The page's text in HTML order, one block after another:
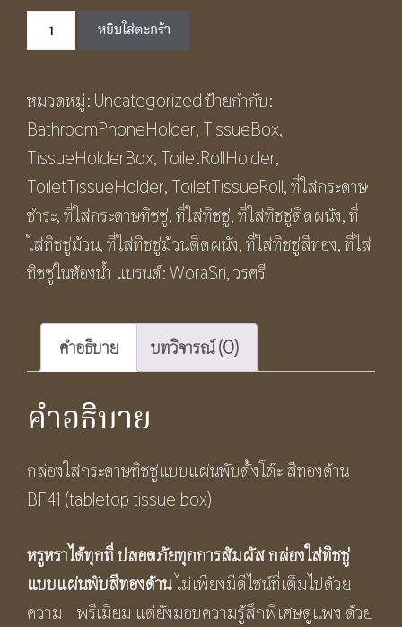
was:
฿1,490.00.฿990.00.
จำนวน
กล่อง
กระดาษ
ทิช
ชู่
แบบ
แผ่น
พับ
ตั้ง
ทอง
ด้าน
BF41
(tabletop
tissue
box)
หยิบใส่ตะกร้า
หมวดหมู่: Uncategorizedป้ายกำกับ:
BathroomPhoneHolder, TissueBox,
TissueHolderBox, ToiletRollHolder,
ToiletTissueHolder, ToiletTissueRoll,ที่ใส่กระดาษ
ชำระ,ที่ใส่กระดาษทิชชู่,ที่ใส่ทิชชู่,ที่ใส่ทิชชู่ติดผนัง,ที่
ใส่ทิชชู่ม้วน,ที่ใส่ทิชชู่ม้วนติดผนัง,ที่ใส่ทิชชู่สีทอง,ที่ใส่
ทิชชู่ในห้องน้ำ แบรนด์:WoraSri,วรศรี
คำอธิบาย บทวิจารณ์ (0)
คำอธิบาย
กล่องใส่กระดาษทิชชู่แบบแผ่นพับตั้งโต๊ะ สีทองด้าน
BF41 (tabletop tissue box)
หรูหราได้ทุกที่ ปลอดภัยทุกการสัมผัส กล่องใส่ทิชชู่
แบบแผ่นพับสีทองด้านไม่เพียงมีดีไซน์ที่เต็มไปด้วย
ความ พรีเมี่ยม แต่ยังมอบความรู้สึกพิเศษดูแพง ด้วย